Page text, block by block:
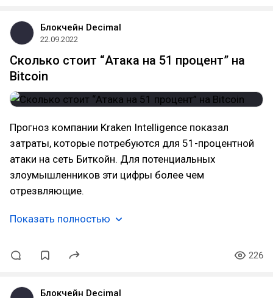
Блокчейн Decimal
22.09.2022
Сколько стоит “Атака на 51 процент” на
Bitcoin
Прогноз компании Kraken Intelligence показал
затраты, которые потребуются для 51-процентной
атаки на сеть Биткойн. Для потенциальных
злоумышленников эти цифры более чем
отрезвляющие.
Показать полностью
226
Блокчейн Decimal